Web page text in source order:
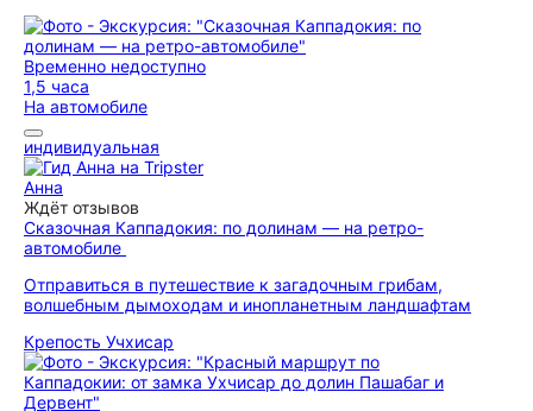
Временно недоступно
1,5 часа
На автомобиле
индивидуальная
Анна
Ждёт отзывов
Сказочная Каппадокия: по долинам — на ретро-
автомобиле
Отправиться в путешествие к загадочным грибам,
волшебным дымоходам и инопланетным ландшафтам
Крепость Учхисар